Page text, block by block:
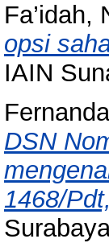
Fa’idah,
opsi
IAIN
DSN
1468/